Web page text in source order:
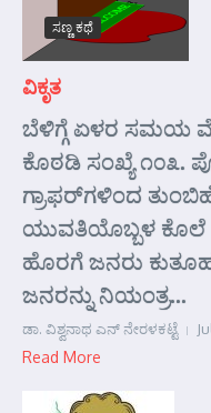
ಸಣ್ಣ ಕಥೆ
ವಿಕೃತ
ಬೆಳಿಗ್ಗೆ ಏಳರ ಸಮಯ
ಕೊಠಡಿ ಸಂಖ್ಯೆ ೧೦೩.
ಗ್ರಾಫರ್‌ಗಳಿಂದ
ಯುವತಿಯೊಬ್ಬಳ
ಹೊರಗೆ ಜನರು
ಜನರನ್ನು ನಿಯಂತ್ರ...
ಡಾ. ವಿಶ್ವನಾಥ ಎನ್ ನೇರಳಕಟ್ಟೆ
Read More